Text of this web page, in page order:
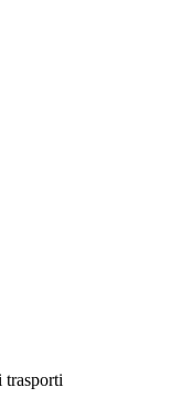
trasporti